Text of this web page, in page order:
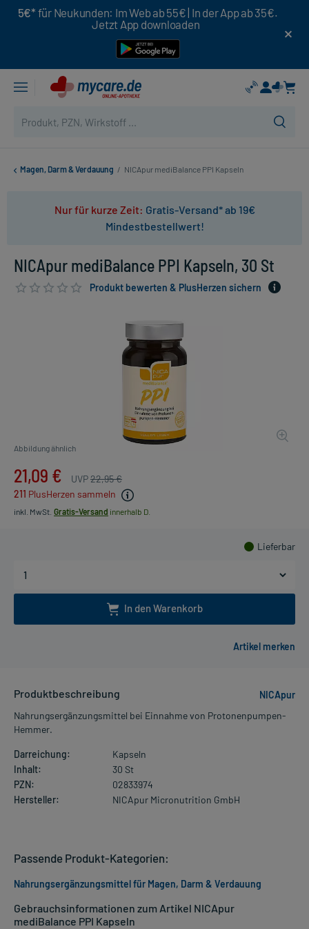
5€* für Neukunden: Im Web ab 55€ | In der App ab 35€.
Jetzt App downloaden
Magen, Darm & Verdauung / NICApur mediBalance PPI Kapseln
Nur für kurze Zeit: Gratis-Versand* ab 19€
Mindestbestellwert!
NICApur mediBalance PPI Kapseln, 30 St
Produkt bewerten & PlusHerzen sichern
Abbildung ähnlich
21,09 € UVP22,95 €
211 PlusHerzen sammeln
inkl. MwSt. Gratis-Versand innerhalb D.
Lieferbar
In den Warenkorb
Produktbeschreibung
NICApur
Nahrungsergänzungsmittel bei Einnahme von Protonenpumpen-
Hemmer.
Darreichung:
Kapseln
Inhalt:
30 St
PZN:
02833974
Hersteller:
NICApur Micronutrition GmbH
Gebrauchsinformationen zum Artikel NICApur
mediBalance PPI Kapseln
Passende Produkt-Kategorien:
Nahrungsergänzungsmittel für Magen, Darm & Verdauung